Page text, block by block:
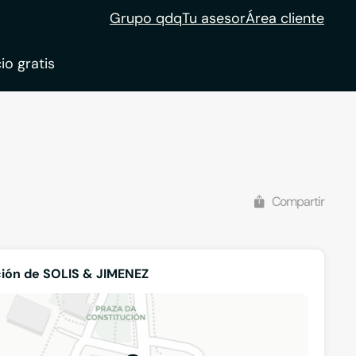
Grupo qdqTu asesorÁrea cliente
gratis
Compartir
de SOLIS & JIMENEZ